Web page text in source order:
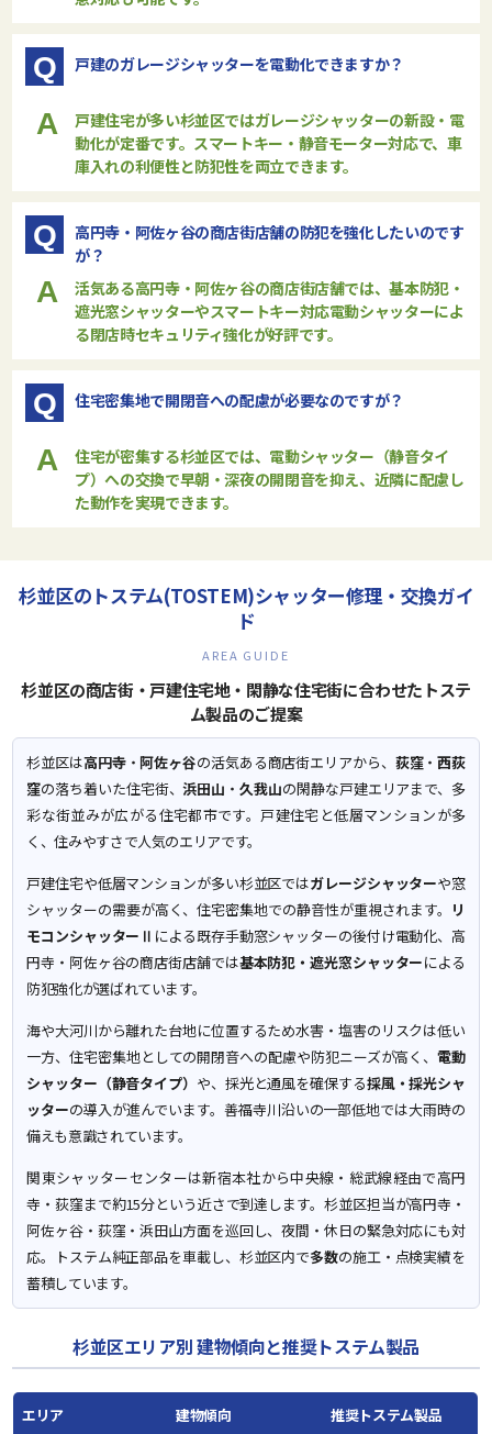
Q 戸建のガレージシャッターを電動化できますか？
A 戸建住宅が多い杉並区ではガレージシャッターの新設・電
動化が定番です。スマートキー・静音モーター対応で、車
庫入れの利便性と防犯性を両立できます。
Q
高円寺・阿佐ヶ谷の商店街店舗の防犯を強化したいのです
が？
A 活気ある高円寺・阿佐ヶ谷の商店街店舗では、基本防犯・
遮光窓シャッターやスマートキー対応電動シャッターによ
る閉店時セキュリティ強化が好評です。
Q 住宅密集地で開閉音への配慮が必要なのですが？
A 住宅が密集する杉並区では、 電動シャッター（静音タイ
プ）への交換で早朝・深夜の開閉音を抑え、近隣に配慮し
た動作を実現できます。
杉並区のトステム(TOSTEM)シャッター修理・交換ガイ
ド
AREA GUIDE
杉並区の商店街・戸建住宅地・閑静な住宅街に合わせたトステ
ム製品のご提案
杉並区は高円寺・ 阿佐ヶ谷の活気ある商店街エリアから、 荻窪・西荻
窪の落ち着いた住宅街、浜田山 ・久我山の閑静な戸建エリアまで、多
彩な街並みが広がる住宅都市です。戸建住宅と低層マンションが多
く、住みやすさで人気のエリアです。
戸建住宅や低層マンションが多い杉並区ではガレージシャッターや窓
シャッターの需要が高く、住宅密集地での静音性が重視されます。 リ
モコンシャッターⅡ による既存手動窓シャッターの後付け電動化、高
円寺・阿佐ヶ谷の商店街店舗では基本防犯・遮光窓シャッターによる
防犯強化が選ばれています。
海や大河川から離れた台地に位置するため水害・塩害のリスクは低い
一方、住宅密集地としての開閉音への配慮や防犯ニーズが高く、電動
シャッター（静音タイプ） や、採光と通風を確保する採風・採光シャ
ッターの導入が進んでいます。善福寺川沿いの一部低地では大雨時の
備えも意識されています。
関東シャッターセンターは新宿本社から中央線・総武線経由で高円
寺・荻窪まで約15分という近さで到達します。杉並区担当が高円寺・
阿佐ヶ谷・荻窪・浜田山方面を巡回し、夜間・休日の緊急対応にも対
応。トステム純正部品を車載し、杉並区内で多数の施工・点検実績を
蓄積しています。
杉並区エリア別 建物傾向と推奨トステム製品
エリア 建物傾向 推奨トステム製品